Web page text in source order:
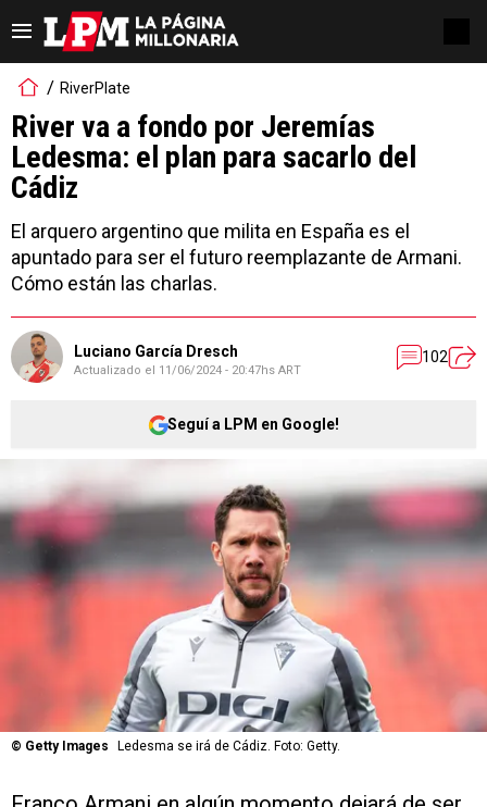
RiverPlate
River va a fondo por Jeremías
Ledesma: el plan para sacarlo del
Cádiz
El arquero argentino que milita en España es el
apuntado para ser el futuro reemplazante de Armani.
Cómo están las charlas.
Luciano García Dresch
Actualizado el 11/06/2024 - 20:47hs ART
102
Seguí a LPM en Google!
© Getty Images Ledesma se irá de Cádiz. Foto: Getty.